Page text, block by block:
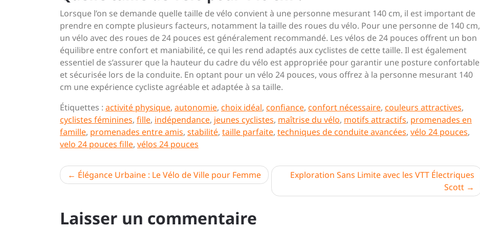
Lorsque l’on se demande quelle taille de vélo convient à une personne mesurant 140 cm, il est important de
prendre en compte plusieurs facteurs, notamment la taille des roues du vélo. Pour une personne de 140 cm,
un vélo avec des roues de 24 pouces est généralement recommandé. Les vélos de 24 pouces offrent un bon
équilibre entre confort et maniabilité, ce qui les rend adaptés aux cyclistes de cette taille. Il est également
essentiel de s’assurer que la hauteur du cadre du vélo est appropriée pour garantir une posture confortable
et sécurisée lors de la conduite. En optant pour un vélo 24 pouces, vous offrez à la personne mesurant 140
cm une expérience cycliste agréable et adaptée à sa taille.
Étiquettes : activité physique, autonomie, choix idéal, confiance, confort nécessaire, couleurs attractives,
cyclistes féminines, fille, indépendance, jeunes cyclistes, maîtrise du vélo, motifs attractifs, promenades en
famille, promenades entre amis, stabilité, taille parfaite, techniques de conduite avancées, vélo 24 pouces,
velo 24 pouces fille, vélos 24 pouces
Navigation
l’article
Élégance Urbaine : Le Vélo de Ville pour Femme
Exploration Sans Limite avec les VTT Électriques
Scott
Laisser un commentaire